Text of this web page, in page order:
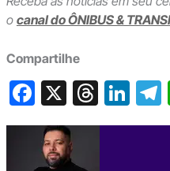
o canal do ÔNIBUS &
Compartilhe
F
a
c
X T
hr
Li
n